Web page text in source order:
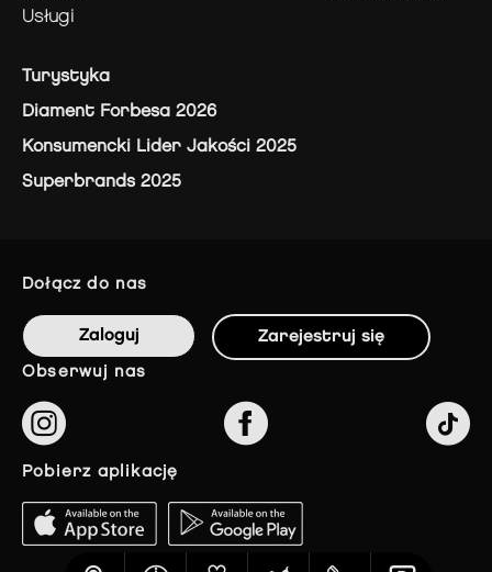
usługi
Turystyka
Diament Forbesa 2026
Konsumencki Lider Jakości 2025
Superbrands 2025
dołącz do nas
Zaloguj Zarejestruj się
obserwuj nas
pobierz aplikację